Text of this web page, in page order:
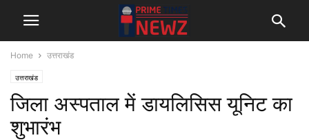
Home उत्तराखंड
उत्तराखंड
जिला अस्पताल में डायलिसिस यूनिट का
शुभारंभ